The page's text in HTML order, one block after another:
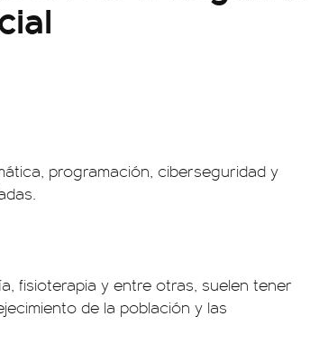
programación, ciberseguridad y
fisioterapia y entre otras, suelen tener
de la población y las